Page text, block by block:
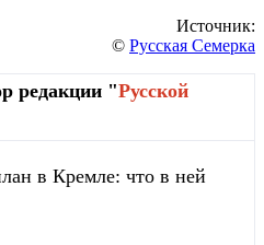
Источник:
© Русская Семерка
редакции "Русской
в Кремле: что в ней